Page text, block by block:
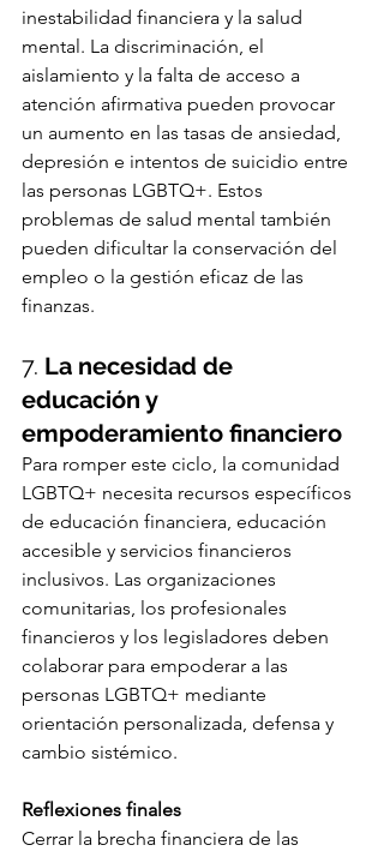
inestabilidad financiera y la salud
mental. La discriminación, el
aislamiento y la falta de acceso a
atención afirmativa pueden provocar
un aumento en las tasas de ansiedad,
depresión e intentos de suicidio entre
las personas LGBTQ+. Estos
problemas de salud mental también
pueden dificultar la conservación del
empleo o la gestión eficaz de las
finanzas.
7. La necesidad de
educación y
empoderamiento financiero
Para romper este ciclo, la comunidad
LGBTQ+ necesita recursos específicos
de educación financiera, educación
accesible y servicios financieros
inclusivos. Las organizaciones
comunitarias, los profesionales
financieros y los legisladores deben
colaborar para empoderar a las
personas LGBTQ+ mediante
orientación personalizada, defensa y
cambio sistémico.
Reflexiones finales
Cerrar la brecha financiera de las